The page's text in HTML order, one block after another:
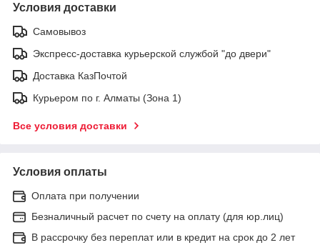
Условия доставки
Самовывоз
Экспресс-доставка курьерской службой "до двери"
Доставка КазПочтой
Курьером по г. Алматы (Зона 1)
Все условия доставки
Условия оплаты
Оплата при получении
Безналичный расчет по счету на оплату (для юр.лиц)
В рассрочку без переплат или в кредит на срок до 2 лет